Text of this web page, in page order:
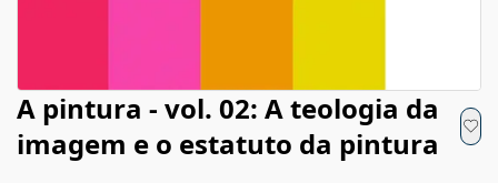
A pintura - vol. 02: A teologia da
imagem e o estatuto da pintura